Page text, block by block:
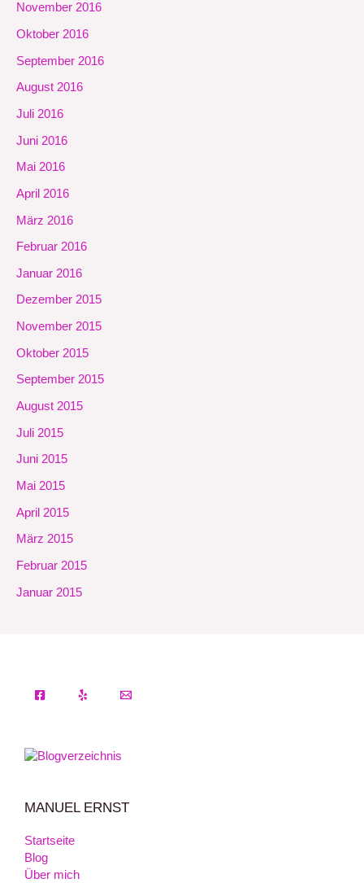
November 2016
Oktober 2016
September 2016
August 2016
Juli 2016
Juni 2016
Mai 2016
April 2016
März 2016
Februar 2016
Januar 2016
Dezember 2015
November 2015
Oktober 2015
September 2015
August 2015
Juli 2015
Juni 2015
Mai 2015
April 2015
März 2015
Februar 2015
Januar 2015
MANUEL ERNST
Startseite
Blog
Über mich